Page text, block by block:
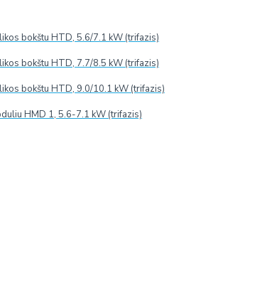
bokštu HTD, 5.6/7.1 kW (trifazis)
bokštu HTD, 7.7/8.5 kW (trifazis)
bokštu HTD, 9.0/10.1 kW (trifazis)
HMD 1, 5.6-7.1 kW (trifazis)
Jeigu užsakymo metu prekių sandėlyje nėra, jų
dėl skirtingų ekranų charakteristikų gali
praneša apie filtro užsiteršimą. Siekiant
per metus